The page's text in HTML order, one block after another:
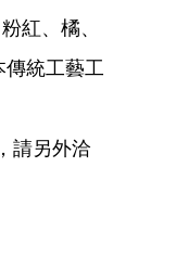
紅、橘、
統工藝工
請另外洽